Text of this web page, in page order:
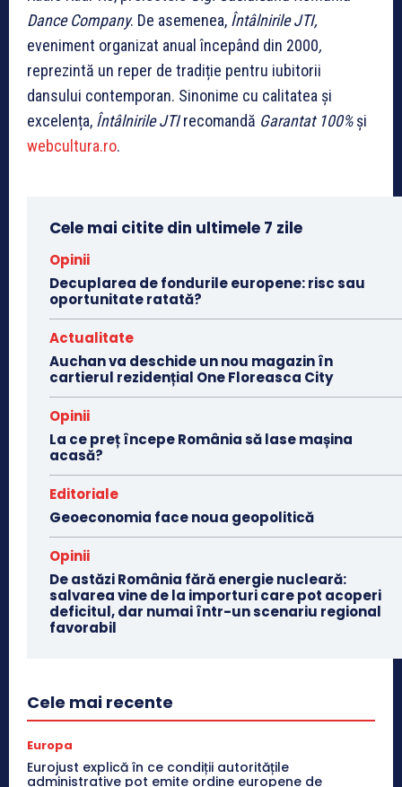
Dance Company. De asemenea, Întâlnirile JTI,
eveniment organizat anual începând din 2000,
reprezintă un reper de tradiție pentru iubitorii
dansului contemporan. Sinonime cu calitatea și
excelența, Întâlnirile JTIrecomandă Garantat 100%și
webcultura.ro.
Cele mai citite din ultimele 7 zile
Opinii
Decuplarea de fondurile europene: risc sau
oportunitate ratată?
Actualitate
Auchan va deschide un nou magazin în
cartierul rezidențial One Floreasca City
Opinii
La ce preț începe România să lase mașina
acasă?
Editoriale
Geoeconomia face noua geopolitică
Opinii
De astăzi România fără energie nucleară:
salvarea vine de la importuri care pot acoperi
deficitul, dar numai într-un scenariu regional
favorabil
Cele mai recente
Europa
Eurojust explică în ce condiții autoritățile
administrative pot emite ordine europene de